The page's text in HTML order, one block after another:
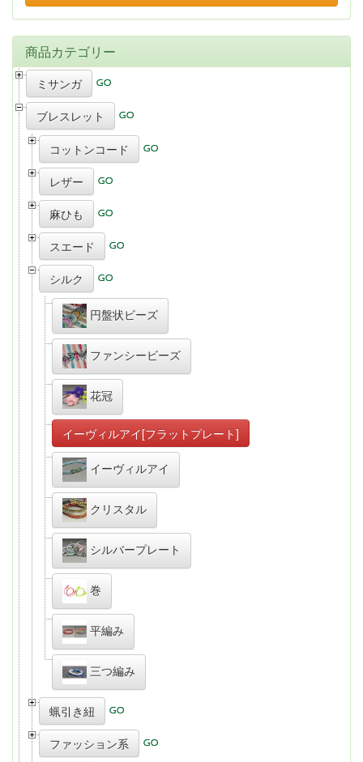
商品カテゴリー
ミサンガ
ブレスレット
コットンコード
レザー
麻ひも
スエード
シルク
円盤状ビーズ
ファンシービーズ
花冠
イーヴィルアイ[フラットプレート]
イーヴィルアイ
クリスタル
シルバープレート
巻
平編み
三つ編み
蝋引き紐
ファッション系